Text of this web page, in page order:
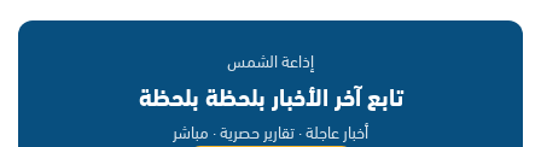
إذاعة الشمس
تابع آخر الأخبار بلحظة بلحظة
أخبار عاجلة · تقارير حصرية · مباشر